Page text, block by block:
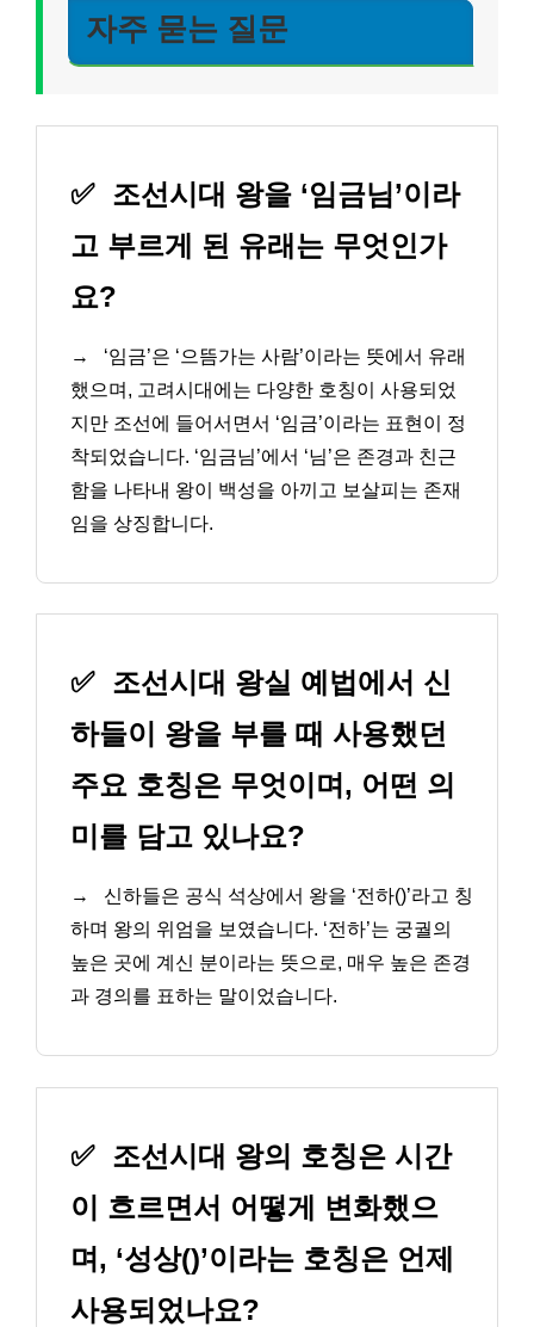
자주 묻는 질문
✅ 조선시대 왕을 ‘임금님’이라
고 부르게 된 유래는 무엇인가
요?
→
‘임금’은 ‘으뜸가는 사람’이라는 뜻에서 유래
했으며, 고려시대에는 다양한 호칭이 사용되었
지만 조선에 들어서면서 ‘임금’이라는 표현이 정
착되었습니다. ‘임금님’에서 ‘님’은 존경과 친근
함을 나타내 왕이 백성을 아끼고 보살피는 존재
임을 상징합니다.
✅ 조선시대 왕실 예법에서 신
하들이 왕을 부를 때 사용했던
주요 호칭은 무엇이며, 어떤 의
미를 담고 있나요?
→
신하들은 공식 석상에서 왕을 ‘전하()’라고 칭
하며 왕의 위엄을 보였습니다. ‘전하’는 궁궐의
높은 곳에 계신 분이라는 뜻으로, 매우 높은 존경
과 경의를 표하는 말이었습니다.
✅ 조선시대 왕의 호칭은 시간
이 흐르면서 어떻게 변화했으
며, ‘성상()’이라는 호칭은 언제
사용되었나요?